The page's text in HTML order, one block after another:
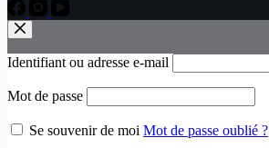
Identifiant ou adresse e-mail
Mot de passe
Se souvenir de moi Mot de passe oublié ?